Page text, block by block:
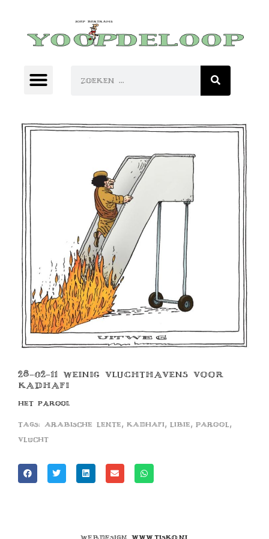
28-02-11 WEINIG VLUCHTHAVENS VOOR
KADHAFI
HET PAROOL
Tags: arabische lente, kadhafi, libie, parool,
vlucht